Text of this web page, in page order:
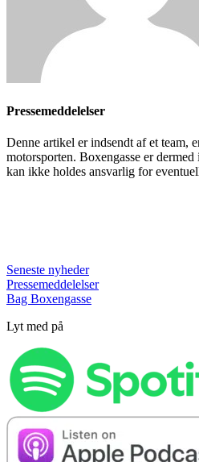
Pressemeddelelser
Denne artikel er indsendt af et team,
motorsporten. Boxengasse er
kan ikke holdes ansvarlig for
Seneste nyheder
Pressemeddelelser
Bag Boxengasse
Lyt med på